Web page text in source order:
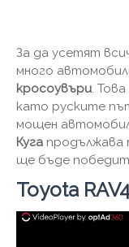
За да усетят
много
кросоувъри.
като руските
мощен
Куга продължава
ще бъде
Toyota